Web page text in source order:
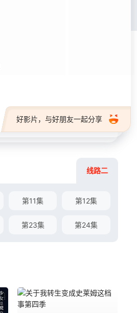
好影片，与好朋友一起分享
线路二
第11集 第12集
第23集 第24集